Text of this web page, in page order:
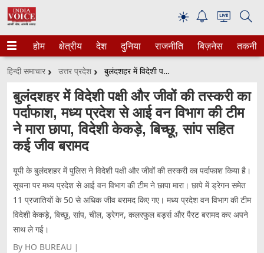
☀
होम क्षेत्रीय देश दुनिया राजनीति बिज़नेस तकनीक
हिन्दी समाचार उत्तर प्रदेश बुलंदशहर में विदेशी पक्षी और जीवों की तस्करी का पर्दाफाश, मध्य प्रदेश से आई वन विभाग की टीम ने मारा छापा, विदेशी केकड़े, बिच्छू, सांप सहित कई जीव बरामद
बुलंदशहर में विदेशी पक्षी और जीवों की तस्करी का
पर्दाफाश, मध्य प्रदेश से आई वन विभाग की टीम
ने मारा छापा, विदेशी केकड़े, बिच्छू, सांप सहित
कई जीव बरामद
यूपी के बुलंदशहर में पुलिस ने विदेशी पक्षी और जीवों की तस्करी का पर्दाफाश किया है।
सूचना पर मध्य प्रदेश से आई वन विभाग की टीम ने छापा मारा। छापे में ड्रेगन समेत
11 प्रजातियों के 50 से अधिक जीव बरामद किए गए। मध्य प्रदेश वन विभाग की टीम
विदेशी केकड़े, बिच्छू, सांप, चील, ड्रेगन, कलरफुल बर्ड्स और पैरट बरामद कर अपने
साथ ले गई।
By HO BUREAU